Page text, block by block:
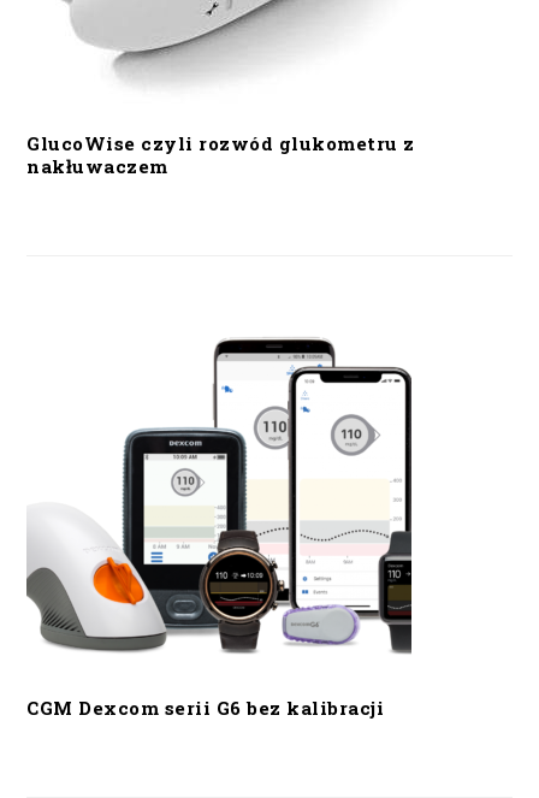
GlucoWise czyli rozwód glukometru z
nakłuwaczem
CGM Dexcom serii G6 bez kalibracji